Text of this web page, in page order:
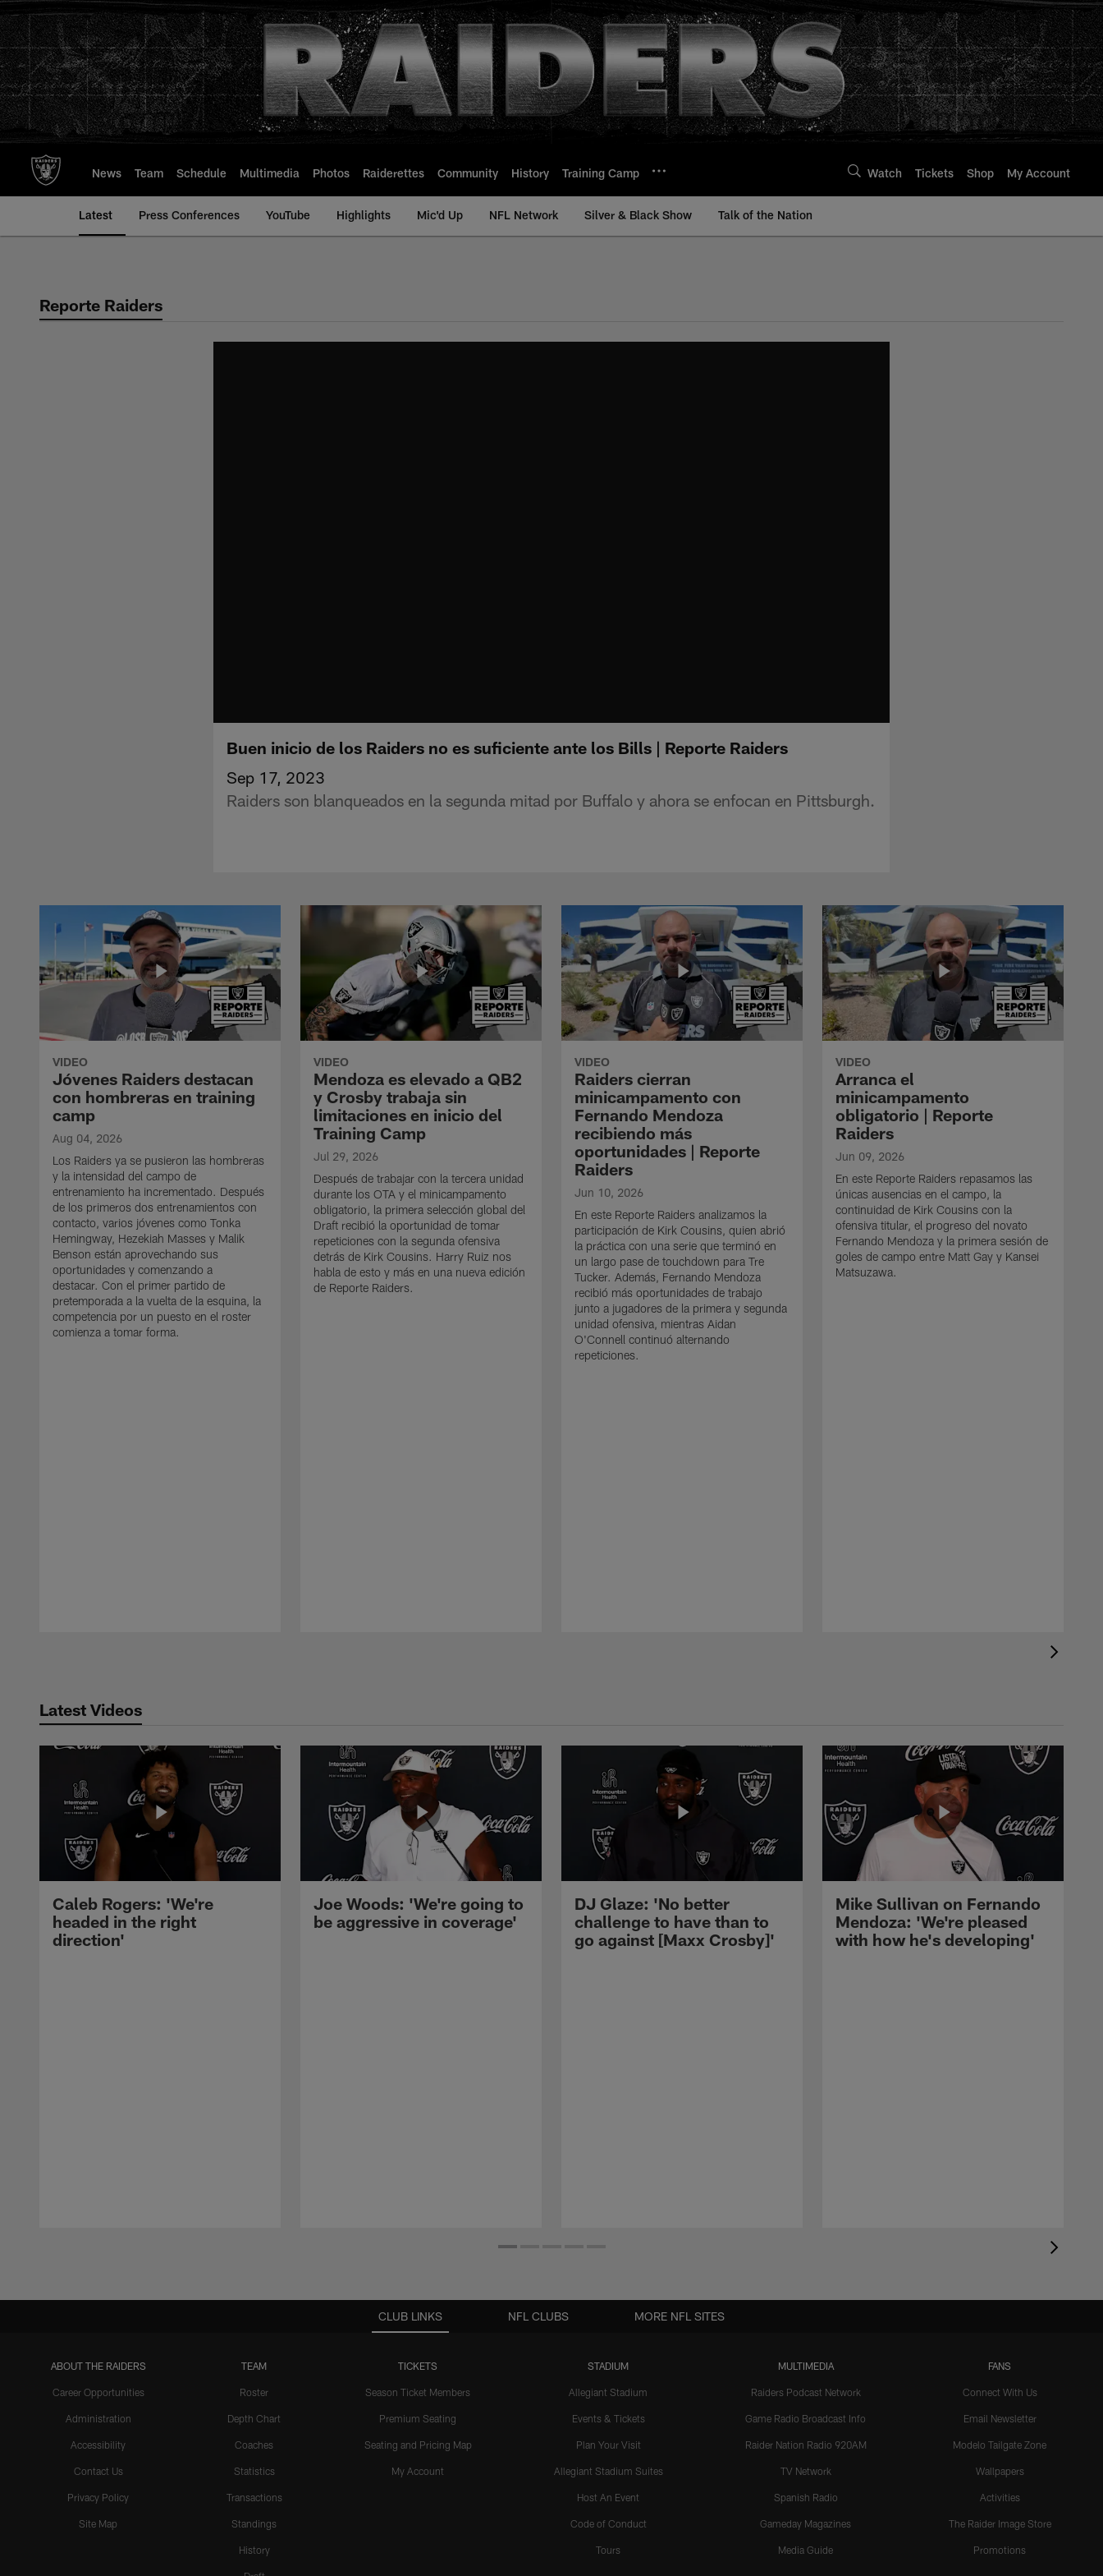
to
main
content
News Team Schedule Multimedia Photos Raiderettes Community History Training Camp Watch Tickets Shop My Account
Latest Press Conferences YouTube Highlights Mic'd Up NFL Network Silver & Black Show Talk of the Nation
Reporte Raiders
Buen inicio de los Raiders no es suficiente ante los Bills | Reporte Raiders
Sep 17, 2023
Raiders son blanqueados en la segunda mitad por Buffalo y ahora se enfocan en Pittsburgh.
VIDEO
Jóvenes Raiders destacan
con hombreras en training
camp
Aug 04, 2026
Los Raiders ya se pusieron las hombreras
y la intensidad del campo de
entrenamiento ha incrementado. Después
de los primeros dos entrenamientos con
contacto, varios jóvenes como Tonka
Hemingway, Hezekiah Masses y Malik
Benson están aprovechando sus
oportunidades y comenzando a
destacar. Con el primer partido de
pretemporada a la vuelta de la esquina, la
competencia por un puesto en el roster
comienza a tomar forma.
VIDEO
Mendoza es elevado a QB2
y Crosby trabaja sin
limitaciones en inicio del
Training Camp
Jul 29, 2026
Después de trabajar con la tercera unidad
durante los OTA y el minicampamento
obligatorio, la primera selección global del
Draft recibió la oportunidad de tomar
repeticiones con la segunda ofensiva
detrás de Kirk Cousins. Harry Ruiz nos
habla de esto y más en una nueva edición
de Reporte Raiders.
VIDEO
Raiders cierran
minicampamento con
Fernando Mendoza
recibiendo más
oportunidades | Reporte
Raiders
Jun 10, 2026
En este Reporte Raiders analizamos la
participación de Kirk Cousins, quien abrió
la práctica con una serie que terminó en
un largo pase de touchdown para Tre
Tucker. Además, Fernando Mendoza
recibió más oportunidades de trabajo
junto a jugadores de la primera y segunda
unidad ofensiva, mientras Aidan
O'Connell continuó alternando
repeticiones.
VIDEO
Arranca el
minicampamento
obligatorio | Reporte
Raiders
Jun 09, 2026
En este Reporte Raiders repasamos las
únicas ausencias en el campo, la
continuidad de Kirk Cousins con la
ofensiva titular, el progreso del novato
Fernando Mendoza y la primera sesión de
goles de campo entre Matt Gay y Kansei
Matsuzawa.
Latest Videos
Caleb Rogers: 'We're
headed in the right
direction'
Joe Woods: 'We're going to
be aggressive in coverage'
DJ Glaze: 'No better
challenge to have than to
go against [Maxx Crosby]'
Mike Sullivan on Fernando
Mendoza: 'We're pleased
with how he's developing'
CLUB LINKS
ABOUT THE RAIDERS
Career Opportunities
Administration
Accessibility
Contact Us
Privacy Policy
Site Map
TEAM
Roster
Depth Chart
Coaches
Statistics
Transactions
Standings
History
TICKETS
Season Ticket Members
Premium Seating
Seating and Pricing Map
My Account
STADIUM
Allegiant Stadium
Events & Tickets
Plan Your Visit
Allegiant Stadium Suites
Host An Event
Code of Conduct
Tours
MULTIMEDIA
Raiders Podcast Network
Game Radio Broadcast Info
Raider Nation Radio 920AM
TV Network
Spanish Radio
Gameday Magazines
Media Guide
FANS
Connect With Us
Email Newsletter
Modelo Tailgate Zone
Wallpapers
Activities
The Raider Image Store
Promotions
NFL CLUBS MORE NFL SITES